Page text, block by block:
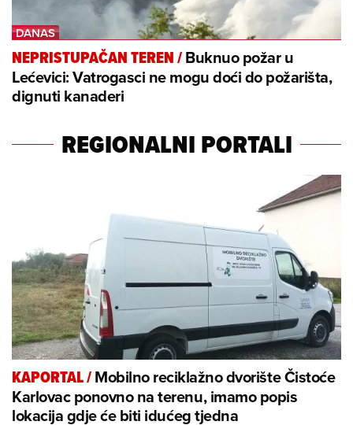
NEPRISTUPAČAN TEREN/Buknuo požar u
Lećevici: Vatrogasci ne mogu doći do požarišta,
dignuti kanaderi
REGIONALNI PORTALI
KAPORTAL/Mobilno reciklažno dvorište Čistoće
Karlovac ponovno na terenu, imamo popis
lokacija gdje će biti idućeg tjedna